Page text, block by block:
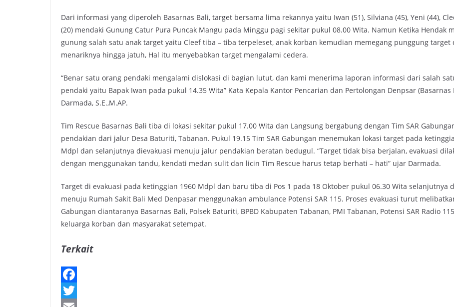
Dari informasi yang diperoleh Basarnas Bali, target bersama lima rekannya yaitu Iwan (51), Silviana (45), Yeni (44),
(20) mendaki Gunung Catur Pura Puncak Mangu pada Minggu pagi sekitar pukul 08.00 Wita. Namun Ketika Hendak
gunung salah satu anak target yaitu Cleef tiba – tiba terpeleset, anak korban kemudian memegang punggung target
menariknya hingga jatuh, Hal itu menyebabkan target mengalami cedera.
“Benar satu orang pendaki mengalami dislokasi di bagian lutut, dan kami menerima laporan informasi dari salah
pendaki yaitu Bapak Iwan pada pukul 14.35 Wita” Kata Kepala Kantor Pencarian dan Pertolongan Denpsar (Basarnas
Darmada, S.E.,M.AP.
Tim Rescue Basarnas Bali tiba di lokasi sekitar pukul 17.00 Wita dan Langsung bergabung dengan Tim SAR
pendakian dari jalur Desa Baturiti, Tabanan. Pukul 19.15 Tim SAR Gabungan menemukan lokasi target pada
Mdpl dan selanjutnya dievakuasi menuju jalur pendakian beratan bedugul. “Target tidak bisa berjalan, evakuasi
dengan menggunakan tandu, kendati medan sulit dan licin Tim Rescue harus tetap berhati – hati” ujar Darmada.
Target di evakuasi pada ketinggian 1960 Mdpl dan baru tiba di Pos 1 pada 18 Oktober pukul 06.30 Wita selanjutnya
menuju Rumah Sakit Bali Med Denpasar menggunakan ambulance Potensi SAR 115. Proses evakuasi turut
Gabungan diantaranya Basarnas Bali, Polsek Baturiti, BPBD Kabupaten Tabanan, PMI Tabanan, Potensi SAR Radio
keluarga korban dan masyarakat setempat.
Terkait
F